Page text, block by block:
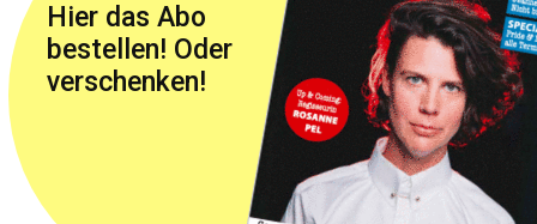
Hier das Abo
bestellen! Oder
verschenken!